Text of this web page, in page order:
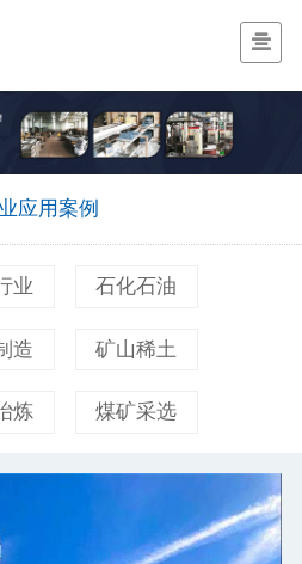
应用案例
业 石化石油
造 矿山稀土
炼 煤矿采选